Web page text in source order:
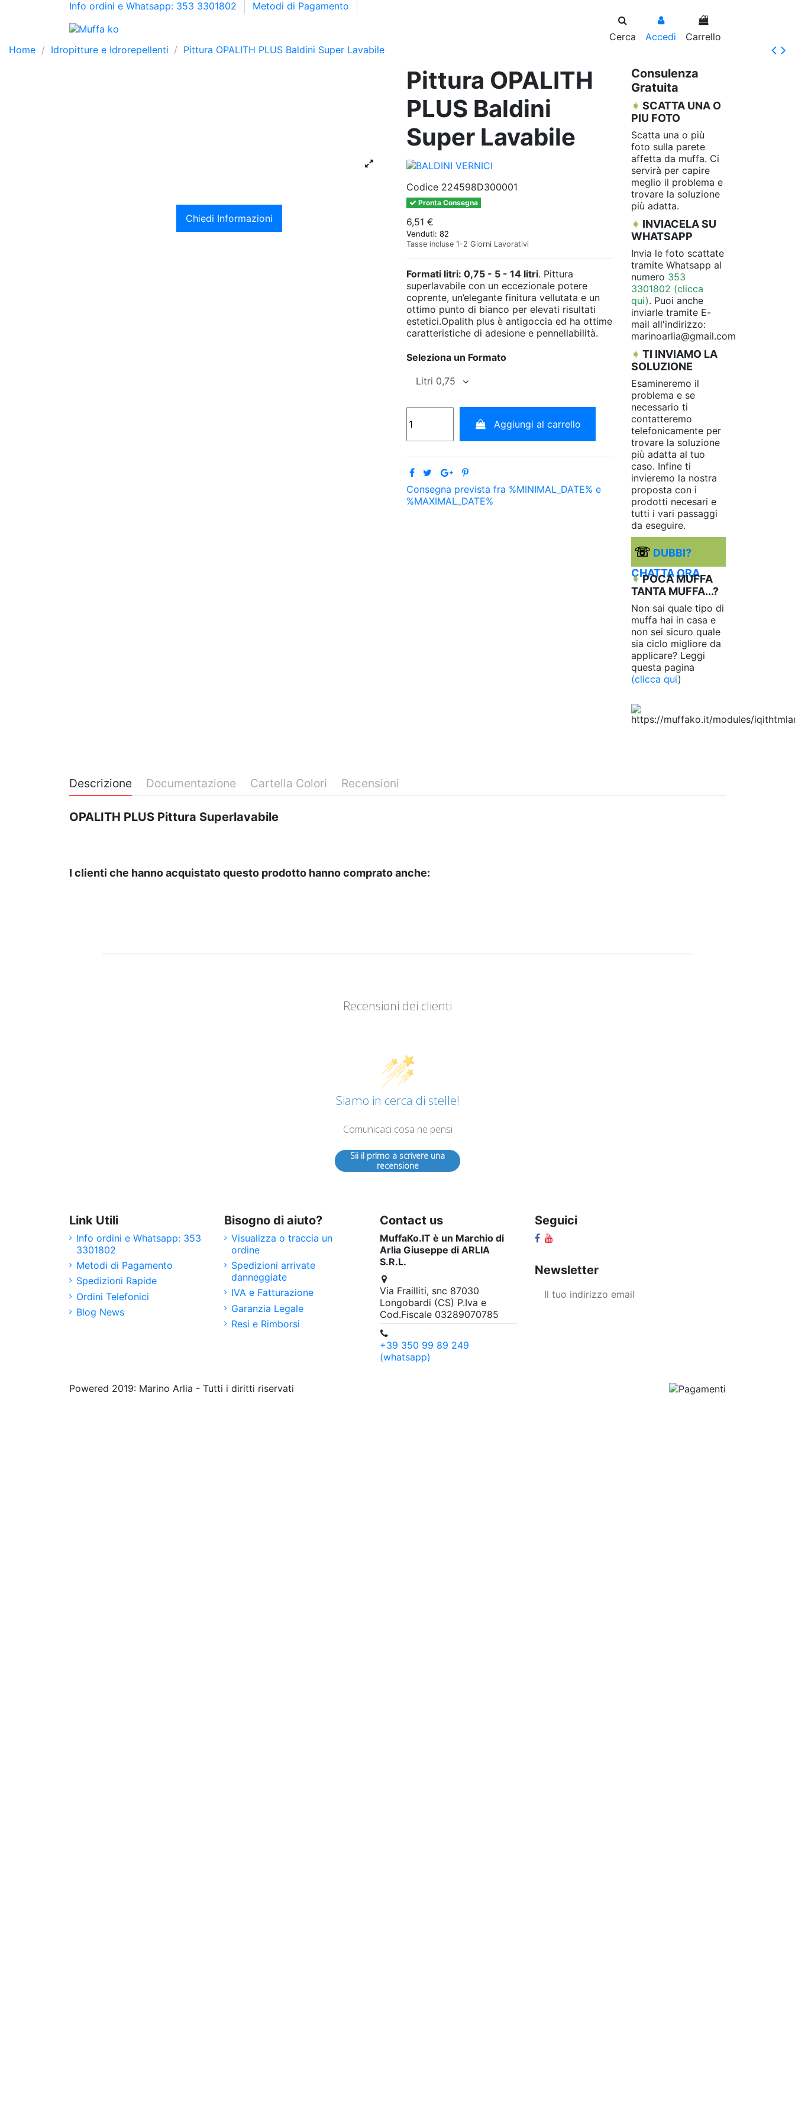
Info ordini e Whatsapp: 353 3301802 Metodi di Pagamento
Cerca Accedi
0
Carrello
Home
Idropitture e Idrorepellenti Pittura OPALITH PLUS Baldini Super Lavabile
Chiedi Informazioni
Pittura OPALITH
PLUS Baldini
Super Lavabile
Codice 224598D300001
Pronta Consegna
6,51 €
Venduti: 82
Tasse incluse 1-2 Giorni Lavorativi
Formati litri: 0,75 - 5 - 14 litri. Pittura
superlavabile con un eccezionale potere
coprente, un’elegante finitura vellutata e un
ottimo punto di bianco per elevati risultati
estetici.Opalith plus è antigoccia ed ha ottime
caratteristiche di adesione e pennellabilità.
Seleziona un Formato
Aggiungi al carrello
Consegna prevista fra %MINIMAL_DATE% e
%MAXIMAL_DATE%
Consulenza
Gratuita
➧ SCATTA UNA O
PIU FOTO
Scatta una o più
foto sulla parete
affetta da muffa. Ci
servirà per capire
meglio il problema e
trovare la soluzione
più adatta.
➧ INVIACELA SU
WHATSAPP
Invia le foto scattate
tramite Whatsapp al
numero 353
3301802 (clicca
qui). Puoi anche
inviarle tramite E-
mail all'indirizzo:
marinoarlia@gmail.com
➧ TI INVIAMO LA
SOLUZIONE
Esamineremo il
problema e se
necessario ti
contatteremo
telefonicamente per
trovare la soluzione
più adatta al tuo
caso. Infine ti
invieremo la nostra
proposta con i
prodotti necesari e
tutti i vari passaggi
da eseguire.
☏ DUBBI?
CHATTA ORA
➧POCA MUFFA
TANTA MUFFA...?
Non sai quale tipo di
muffa hai in casa e
non sei sicuro quale
sia ciclo migliore da
applicare? Leggi
questa pagina
(clicca qui)
Descrizione Documentazione Cartella Colori Recensioni
OPALITH PLUS Pittura Superlavabile
SCHEDA DI SICUREZZA >
I clienti che hanno acquistato questo prodotto hanno comprato anche:
Recensioni dei clienti
Siamo in cerca di stelle!
Comunicaci cosa ne pensi
Sii il primo a scrivere una
recensione
Link Utili
Info ordini e Whatsapp: 353
3301802
Metodi di Pagamento
Spedizioni Rapide
Ordini Telefonici
Blog News
Bisogno di aiuto?
Visualizza o traccia un
ordine
Spedizioni arrivate
danneggiate
IVA e Fatturazione
Garanzia Legale
Resi e Rimborsi
Contact us
MuffaKo.IT è un Marchio di
Arlia Giuseppe di ARLIA
S.R.L.
Via Frailliti, snc 87030
Longobardi (CS) P.Iva e
Cod.Fiscale 03289070785
+39 350 99 89 249
(whatsapp)
Seguici
Newsletter
Powered 2019: Marino Arlia - Tutti i diritti riservati